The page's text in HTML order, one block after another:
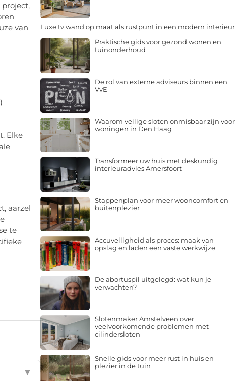
van
Elke
aarzel
te
▼
Luxe tv wand op maat als rustpunt in een modern interieur
Praktische gids voor gezond wonen en
tuinonderhoud
De rol van externe adviseurs binnen een
VvE
Waarom veilige sloten onmisbaar zijn voor
woningen in Den Haag
Transformeer uw huis met deskundig
interieuradvies Amersfoort
Stappenplan voor meer wooncomfort en
buitenplezier
Accuveiligheid als proces: maak van
opslag en laden een vaste werkwijze
De abortuspil uitgelegd: wat kun je
verwachten?
Slotenmaker Amstelveen over
veelvoorkomende problemen met
cilindersloten
Snelle gids voor meer rust in huis en
plezier in de tuin